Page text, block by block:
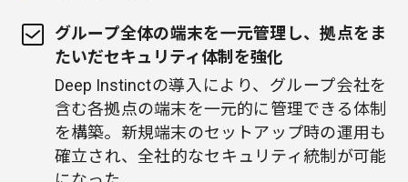
グループ全体の端末を一元管理し、拠点をま
たいだセキュリティ体制を強化
Deep Instinctの導入により、グループ会社を
含む各拠点の端末を一元的に管理できる体制
を構築。新規端末のセットアップ時の運用も
確立され、全社的なセキュリティ統制が可能